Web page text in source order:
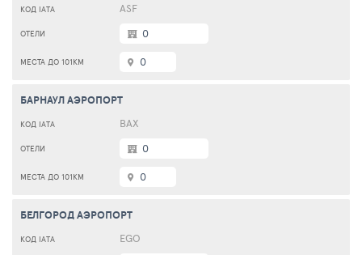
ASF
0
0
БАРНАУЛ АЭРОПОРТ
BAX
0
0
БЕЛГОРОД АЭРОПОРТ
EGO